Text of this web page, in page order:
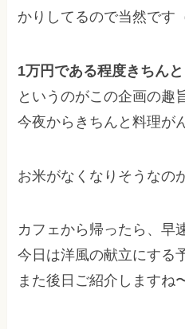
かりしてるので当然です
1万円である程度きちん
というのがこの企画の趣
今夜からきちんと料理が
お米がなくなりそうなの
カフェから帰ったら、早
今日は洋風の献立にする
また後日ご紹介しますね